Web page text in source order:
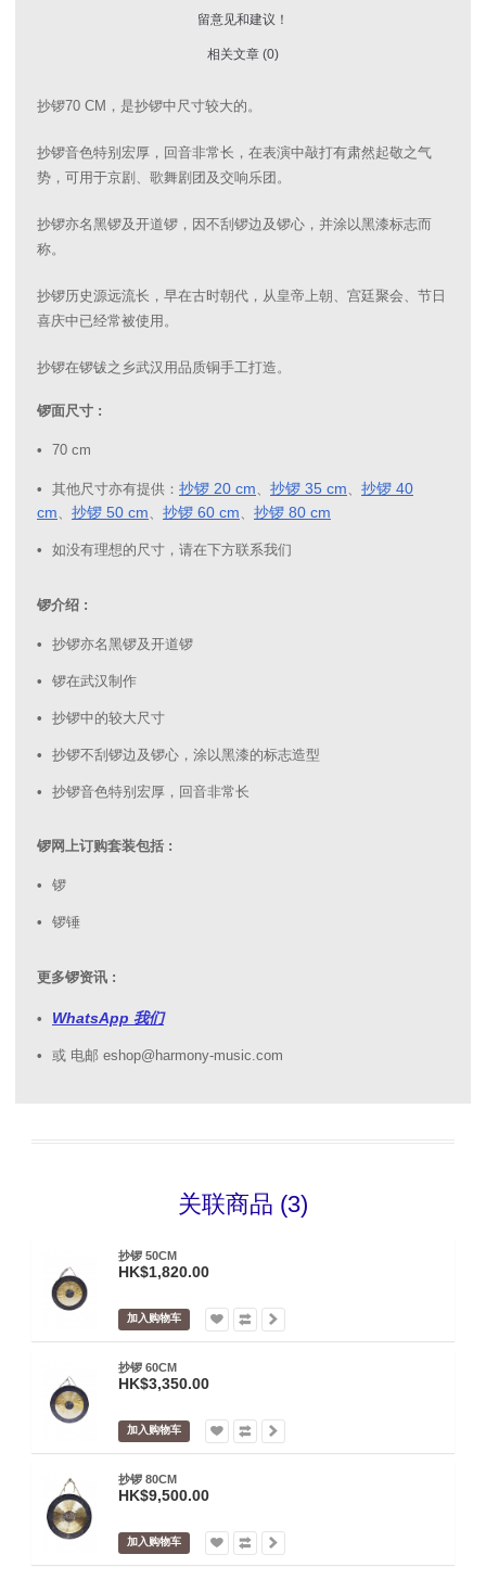
留意见和建议！
相关文章 (0)
抄锣70 CM，是抄锣中尺寸较大的。
抄锣音色特别宏厚，回音非常长，在表演中敲打有肃然起敬之气
势，可用于京剧、歌舞剧团及交响乐团。
抄锣亦名黑锣及开道锣，因不刮锣边及锣心，并涂以黑漆标志而
称。
抄锣历史源远流长，早在古时朝代，从皇帝上朝、宫廷聚会、节日
喜庆中已经常被使用。
抄锣在锣钹之乡武汉用品质铜手工打造。
锣面尺寸 :
70 cm
其他尺寸亦有提供： 抄锣 20 cm、 抄锣 35 cm、 抄锣 40
cm、 抄锣 50 cm、 抄锣 60 cm、 抄锣 80 cm
如没有理想的尺寸，请在下方联系我们
锣介绍 :
抄锣亦名黑锣及开道锣
锣在武汉制作
抄锣中的较大尺寸
抄锣不刮锣边及锣心，涂以黑漆的标志造型
抄锣音色特别宏厚，回音非常长
锣网上订购套装包括 :
锣
锣锤
更多锣资讯 :
WhatsApp 我们
或 电邮 eshop@harmony-music.com
关联商品 (3)
抄锣 50CM
HK$1,820.00
加入购物车
抄锣 60CM
HK$3,350.00
加入购物车
抄锣 80CM
HK$9,500.00
加入购物车